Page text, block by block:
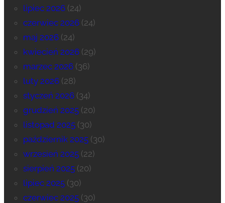
lipiec 2026(24)
czerwiec 2026(24)
maj 2026(24)
kwiecień 2026(29)
marzec 2026(36)
luty 2026(28)
styczeń 2026(34)
grudzień 2025(20)
listopad 2025(30)
październik 2025(30)
wrzesień 2025(22)
sierpień 2025(20)
lipiec 2025(30)
czerwiec 2025(30)